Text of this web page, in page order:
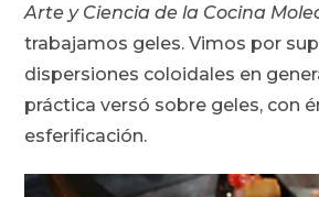
Arte y Ciencia de la Cocina
trabajamos geles. Vimos por
dispersiones coloidales en
práctica versó sobre geles, con
esferificación.